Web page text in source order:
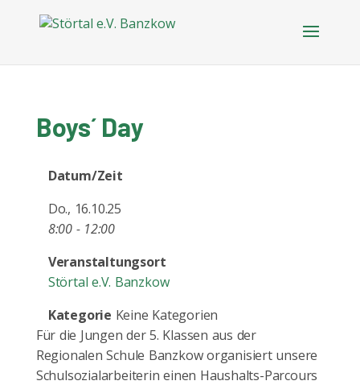
Boys´ Day
Datum/Zeit
Do., 16.10.25
8:00 - 12:00
Veranstaltungsort
Störtal e.V. Banzkow
Kategorie Keine Kategorien
Für die Jungen der 5. Klassen aus der
Regionalen Schule Banzkow organisiert unsere
Schulsozialarbeiterin einen Haushalts-Parcours